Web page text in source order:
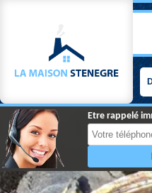
Etre rappelé